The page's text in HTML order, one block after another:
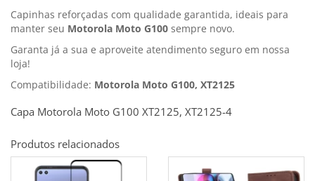
Capinhas reforçadas com qualidade garantida, ideais para
manter seu Motorola Moto G100 sempre novo.
Garanta já a sua e aproveite atendimento seguro em nossa
loja!
Compatibilidade: Motorola Moto G100, XT2125
Capa Motorola Moto G100 XT2125, XT2125-4
Produtos relacionados